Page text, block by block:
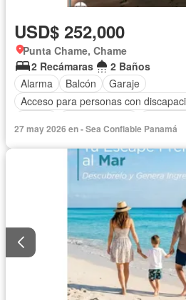
USD$ 252,000
Punta Chame, Chame
2 Recámaras
2 Baños
Alarma
Balcón
Garaje
Acceso para personas con
Vista panorámica
Seguridad
27 may 2026 en - Sea Confiable Panamá